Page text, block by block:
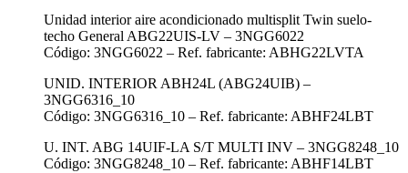
Unidad interior aire acondicionado multisplit Twin suelo-
techo General ABG22UIS-LV – 3NGG6022
Código: 3NGG6022 – Ref. fabricante: ABHG22LVTA
UNID. INTERIOR ABH24L (ABG24UIB) –
3NGG6316_10
Código: 3NGG6316_10 – Ref. fabricante: ABHF24LBT
U. INT. ABG 14UIF-LA S/T MULTI INV – 3NGG8248_10
Código: 3NGG8248_10 – Ref. fabricante: ABHF14LBT